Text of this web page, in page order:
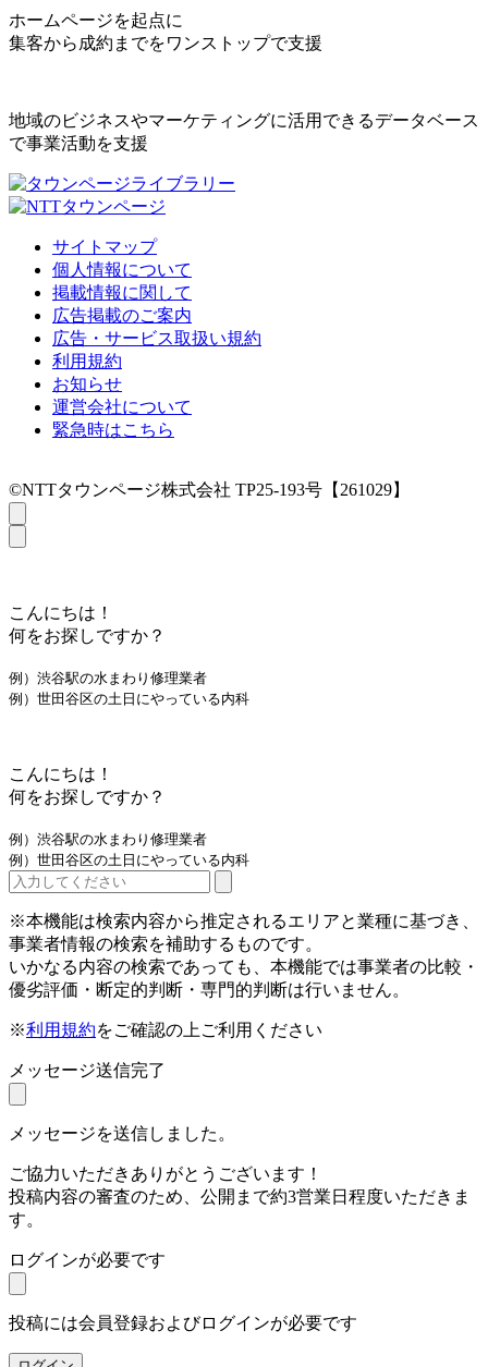
ホームページを起点に
集客から成約までをワンストップで支援
地域のビジネスやマーケティングに活用できるデータベース
で事業活動を支援
サイトマップ
個人情報について
掲載情報に関して
広告掲載のご案内
広告・サービス取扱い規約
利用規約
お知らせ
運営会社について
緊急時はこちら
©NTTタウンページ株式会社 TP25-193号【261029】
こんにちは！
何をお探しですか？
例）渋谷駅の水まわり修理業者
例）世田谷区の土日にやっている内科
こんにちは！
何をお探しですか？
例）渋谷駅の水まわり修理業者
例）世田谷区の土日にやっている内科
※本機能は検索内容から推定されるエリアと業種に基づき、
事業者情報の検索を補助するものです。
いかなる内容の検索であっても、本機能では事業者の比較・
優劣評価・断定的判断・専門的判断は行いません。
※利用規約をご確認の上ご利用ください
メッセージ送信完了
メッセージを送信しました。
ご協力いただきありがとうございます！
投稿内容の審査のため、公開まで約3営業日程度いただきま
す。
ログインが必要です
投稿には会員登録およびログインが必要です